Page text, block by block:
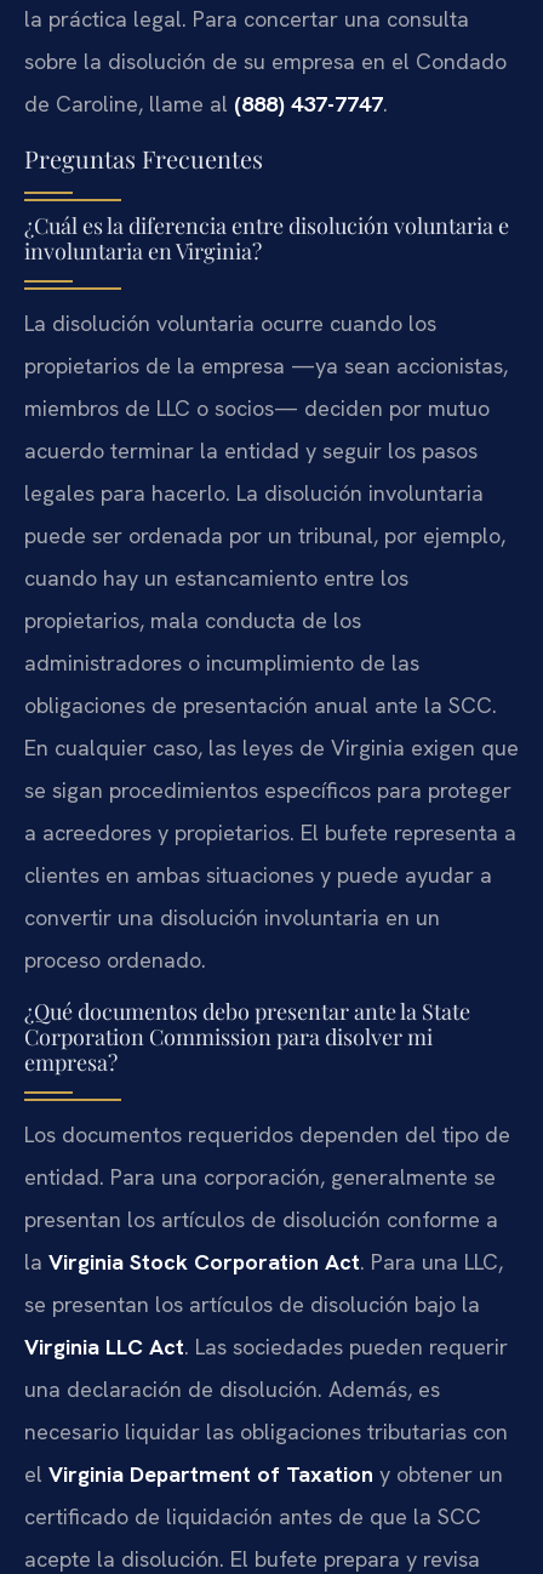
la práctica legal. Para concertar una consulta
sobre la disolución de su empresa en el Condado
de Caroline, llame al (888) 437-7747.
Preguntas Frecuentes
¿Cuál es la diferencia entre disolución voluntaria e
involuntaria en Virginia?
La disolución voluntaria ocurre cuando los
propietarios de la empresa —ya sean accionistas,
miembros de LLC o socios— deciden por mutuo
acuerdo terminar la entidad y seguir los pasos
legales para hacerlo. La disolución involuntaria
puede ser ordenada por un tribunal, por ejemplo,
cuando hay un estancamiento entre los
propietarios, mala conducta de los
administradores o incumplimiento de las
obligaciones de presentación anual ante la SCC.
En cualquier caso, las leyes de Virginia exigen que
se sigan procedimientos específicos para proteger
a acreedores y propietarios. El bufete representa a
clientes en ambas situaciones y puede ayudar a
convertir una disolución involuntaria en un
proceso ordenado.
¿Qué documentos debo presentar ante la State
Corporation Commission para disolver mi
empresa?
Los documentos requeridos dependen del tipo de
entidad. Para una corporación, generalmente se
presentan los artículos de disolución conforme a
la Virginia Stock Corporation Act. Para una LLC,
se presentan los artículos de disolución bajo la
Virginia LLC Act. Las sociedades pueden requerir
una declaración de disolución. Además, es
necesario liquidar las obligaciones tributarias con
el Virginia Department of Taxation y obtener un
certificado de liquidación antes de que la SCC
acepte la disolución. El bufete prepara y revisa